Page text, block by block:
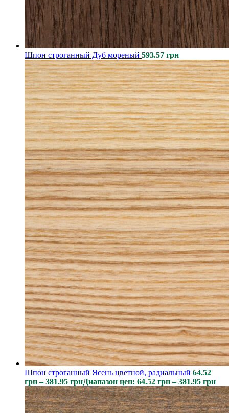
Шпон строганный Дуб мореный 593.57 грн
Шпон строганный Ясень цветной, радиальный 64.52
грн – 381.95 грнДиапазон цен: 64.52 грн – 381.95 грн